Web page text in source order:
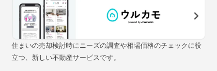
住まいの売却検討時にニーズの調査や相場価格のチェックに役
立つ、新しい不動産サービスです。